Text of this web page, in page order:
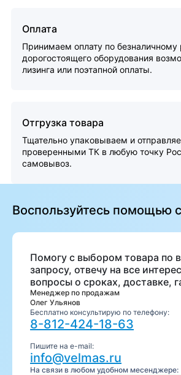
Оплата
Принимаем оплату по безналичному
дорогостоящего оборудования
лизинга или поэтапной оплаты.
Отгрузка товара
Тщательно упаковываем и
проверенными ТК в любую точку
самовывоз.
Воспользуйтесь помощью
Помогу с выбором товара по
запросу, отвечу на все
вопросы о сроках, доставке,
Менеджер по продажам
Олег Ульянов
Бесплатно консультирую по телефону:
8-812-424-18-63
Пишите на e-mail:
info@velmas.ru
На связи в любом удобном месенджере: